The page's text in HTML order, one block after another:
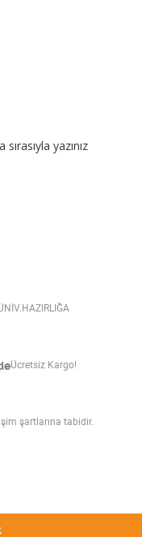
yazınız
Ücretsiz Kargo!
şartlarına tabidir.